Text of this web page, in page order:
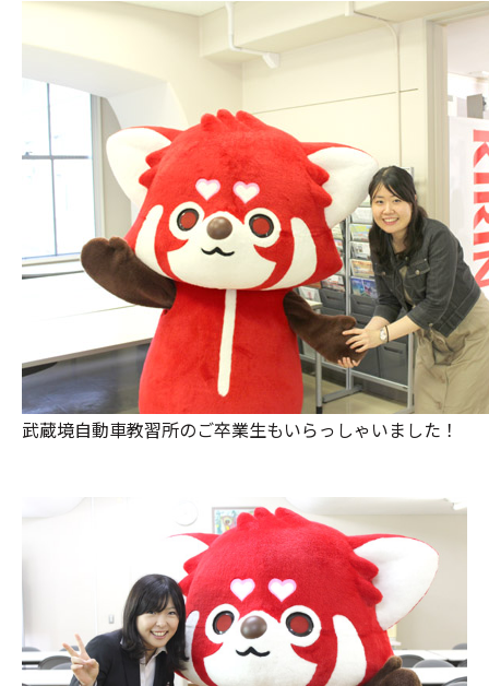
武蔵境自動車教習所のご卒業生もいらっしゃいました！